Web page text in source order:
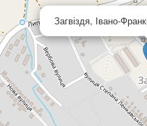
Загвіздя, Івано-